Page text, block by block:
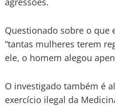
Questionado sobre o que
“tantas mulheres terem
ele, o homem alegou
O investigado também é
exercício ilegal da